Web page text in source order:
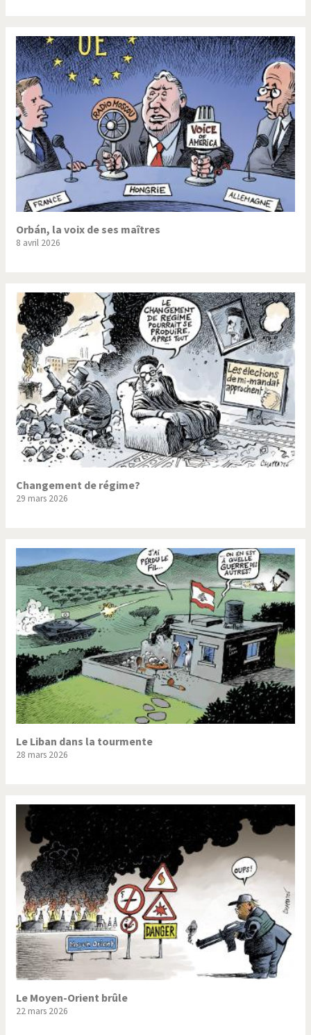
Orbán, la voix de ses maîtres
8 avril 2026
Changement de régime?
29 mars 2026
Le Liban dans la tourmente
28 mars 2026
Le Moyen-Orient brûle
22 mars 2026